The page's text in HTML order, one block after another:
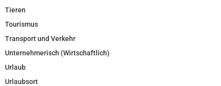
Tieren
Tourismus
Transport und Verkehr
Unternehmerisch (Wirtschaftlich)
Urlaub
Urlaubsort